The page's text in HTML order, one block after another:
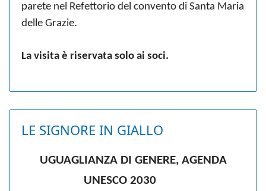
parete nel Refettorio del convento di Santa Maria
delle Grazie.
La visita è riservata solo ai soci.
LE SIGNORE IN GIALLO
UGUAGLIANZA DI GENERE, AGENDA
UNESCO 2030